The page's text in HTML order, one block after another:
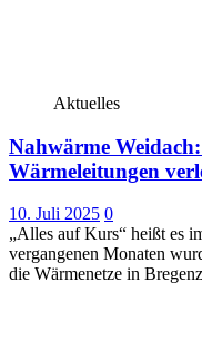
Aktuelles
Nahwärme
Wärmeleitungen
10. Juli 2025 0
„Alles auf Kurs“ heißt es
vergangenen Monaten
die Wärmenetze in